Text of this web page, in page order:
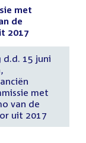
met
de
2017
15 juni
met
van de
uit 2017